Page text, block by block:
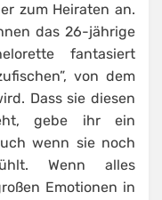
zum Heiraten an.
das 26-jährige
fantasiert
von dem
Dass sie diesen
gebe ihr ein
wenn sie noch
Wenn alles
Emotionen in